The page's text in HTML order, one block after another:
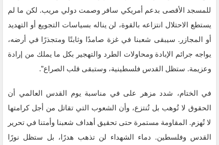
للمسجد الأقصى بدعم أمريكي سافر وصمت دولي مريب. لكن ما لم
يستطع الاحتلال انتزاعه بالقوة، لن يناله بسياسات التجويع أو التهديد
أو المجازر. سيبقى شعبنا في غزة صامدًا وثابتًا ومتجذرًا في أرضه،
يواجه جرائم الإبادة ومحاولات الطرد والتهجير بكل ما يملك من إرادة
وعزيمة. ستظل القدس فلسطينية، وستبقى قلب الصراع”.
في الختام، شدد مزهر على في مناسبة يوم القدس العالمي أن
الحقوق لا تُوهب بل تُنتزع، وأن الشعوب التي تقاتل من أجل كرامتها
لا تُهزم. المقاومة مستمرة حتى تحقيق أهداف شعبنا وأمتنا في تحرير
القدس وفلسطين. دماء الشهداء لن تذهب هدرًا، بل ستظل نورًا